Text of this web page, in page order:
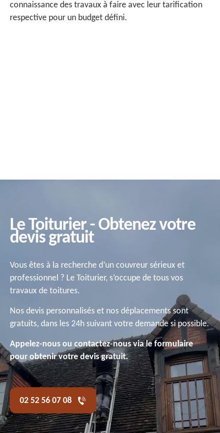
connaissance des travaux à faire avec leur tarification
respective pour un budget défini.
Le Toiturier - Obtenez votre
devis gratuit
Vous êtes à la recherche d’un couvreur sérieux et
professionnel ? Le Toiturier, s’occupe de tous vos
travaux de toitures.
Nos devis personnalisés et nos déplacements sont
gratuits, dans les 24h suivant votre demande si possible.
Appelez-nous ou contactez-nous via le formulaire
pour obtenir votre devis gratuit.
02 52 56 07 08